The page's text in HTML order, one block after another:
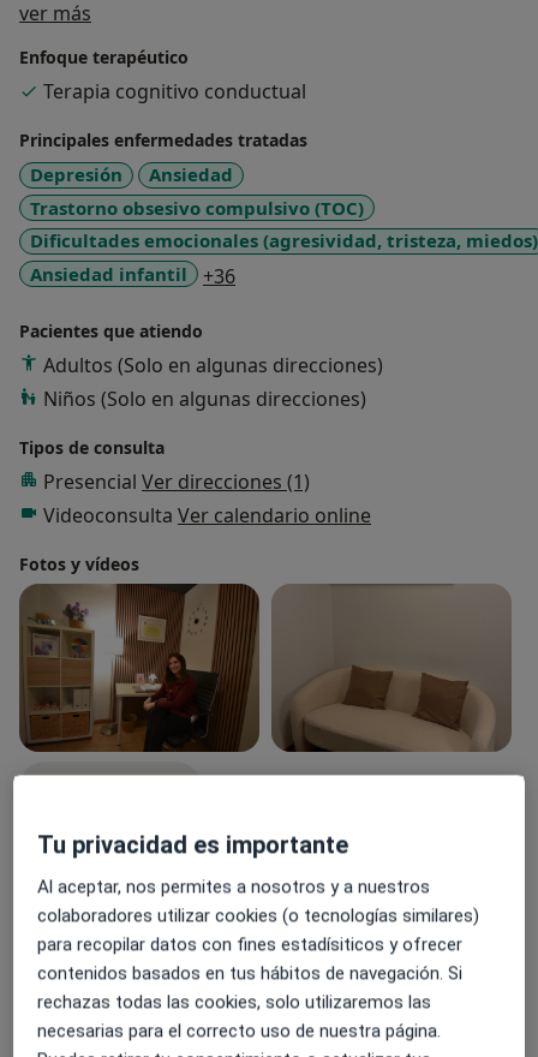
ver más
Enfoque terapéutico
Terapia cognitivo conductual
Principales enfermedades tratadas
Depresión
Ansiedad
Trastorno obsesivo compulsivo (TOC)
Dificultades emocionales (agresividad, tristeza, miedos)
Ansiedad infantil
+36a11y_sr_more_diseases
Pacientes que atiendo
Adultos (Solo en algunas direcciones)
Niños (Solo en algunas direcciones)
Tipos de consulta
Presencial Ver direcciones (1)
Videoconsulta Ver calendario online
Fotos y vídeos
Destacados
Experta en ansiedad y
depresión
Psicología General Sanitaria por
la UMH
Me adapto a las necesidades de
cada paciente
Quiero
que hace.
he sentido
comprendida
respeto y
Tu privacidad es importante
Al aceptar, nos permites a nosotros y a nuestros
colaboradores utilizar cookies (o tecnologías similares)
para recopilar datos con fines estadísiticos y ofrecer
contenidos basados en tus hábitos de navegación. Si
rechazas todas las cookies, solo utilizaremos las
necesarias para el correcto uso de nuestra página.